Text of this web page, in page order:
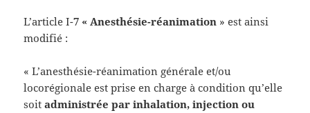
L’article I-7 « Anesthésie-réanimation » est ainsi
modifié :
« L’anesthésie-réanimation générale et/ou
locorégionale est prise en charge à condition qu’elle
soitadministrée par inhalation, injection ou